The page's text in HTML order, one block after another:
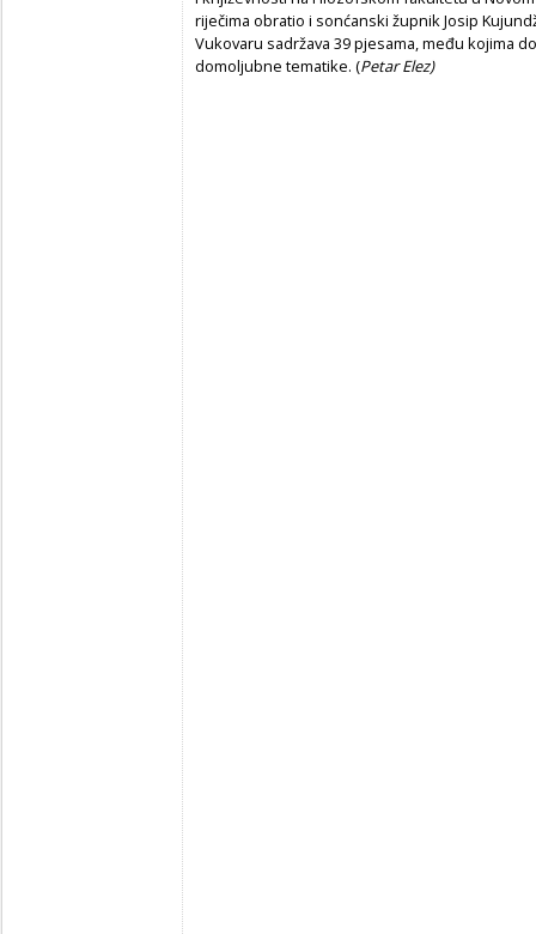
riječima obratio i sonćanski župnik Josip
Vukovaru sadržava 39 pjesama, među kojima
domoljubne tematike. (Petar Elez)